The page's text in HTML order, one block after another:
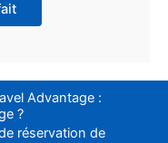
Advantage :
?
réservation de